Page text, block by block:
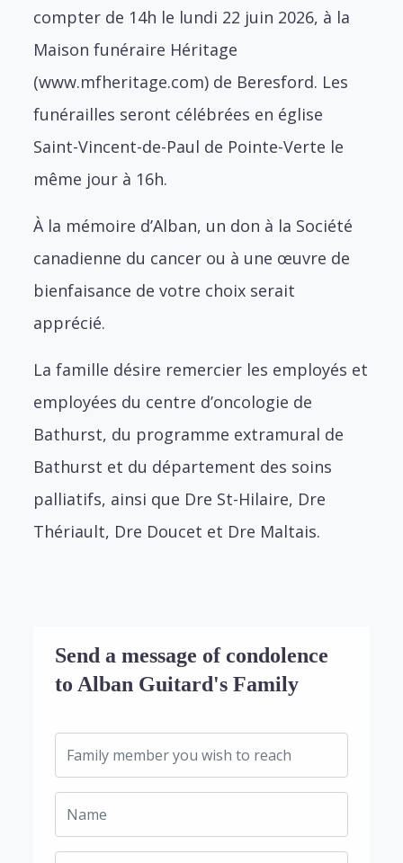
compter de 14h le lundi 22 juin 2026, à la
Maison funéraire Héritage
(www.mfheritage.com) de Beresford. Les
funérailles seront célébrées en église
Saint-Vincent-de-Paul de Pointe-Verte le
même jour à 16h.
À la mémoire d’Alban, un don à la Société
canadienne du cancer ou à une œuvre de
bienfaisance de votre choix serait
apprécié.
La famille désire remercier les employés et
employées du centre d’oncologie de
Bathurst, du programme extramural de
Bathurst et du département des soins
palliatifs, ainsi que Dre St-Hilaire, Dre
Thériault, Dre Doucet et Dre Maltais.
Send a message of condolence
to Alban Guitard's Family